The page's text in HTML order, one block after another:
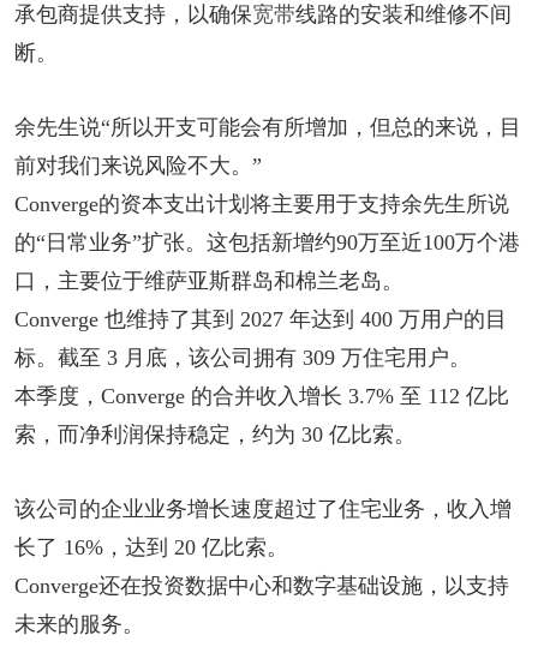
承包商提供支持，以确保宽带线路的安装和维修不间
断。
余先生说“所以开支可能会有所增加，但总的来说，目
前对我们来说风险不大。”
Converge的资本支出计划将主要用于支持余先生所说
的“日常业务”扩张。这包括新增约90万至近100万个港
口，主要位于维萨亚斯群岛和棉兰老岛。
Converge 也维持了其到 2027 年达到 400 万用户的目
标。截至 3 月底，该公司拥有 309 万住宅用户。
本季度，Converge 的合并收入增长 3.7% 至 112 亿比
索，而净利润保持稳定，约为 30 亿比索。
该公司的企业业务增长速度超过了住宅业务，收入增
长了 16%，达到 20 亿比索。
Converge还在投资数据中心和数字基础设施，以支持
未来的服务。